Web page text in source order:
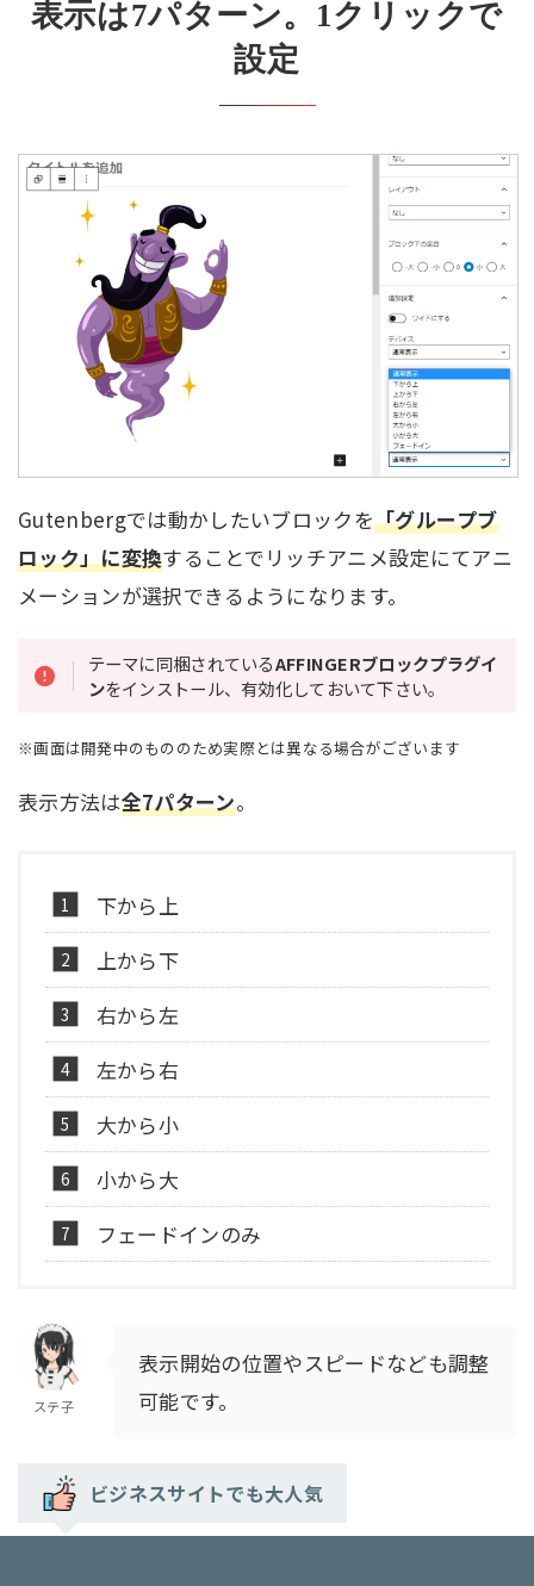
表示は7パターン。1クリックで
設定
Gutenbergでは動かしたいブロックを「グループブ
ロック」に変換することでリッチアニメ設定にてアニ
メーションが選択できるようになります。
テーマに同梱されているAFFINGERブロックプラグイ
ンをインストール、有効化しておいて下さい。
※画面は開発中のもののため実際とは異なる場合がございます
表示方法は全7パターン。
下から上
上から下
右から左
左から右
大から小
小から大
フェードインのみ
ステ子
表示開始の位置やスピードなども調整
可能です。
ビジネスサイトでも大人気